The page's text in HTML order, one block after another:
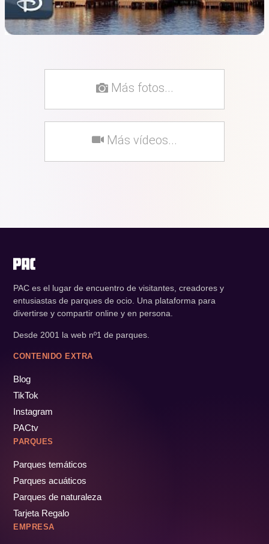
Más fotos...
Más vídeos...
PAC es el lugar de encuentro de visitantes, creadores y
entusiastas de parques de ocio. Una plataforma para
divertirse y compartir online y en persona.
Desde 2001 la web nº1 de parques.
CONTENIDO EXTRA
Blog
TikTok
Instagram
PACtv
PARQUES
Parques temáticos
Parques acuáticos
Parques de naturaleza
Tarjeta Regalo
EMPRESA